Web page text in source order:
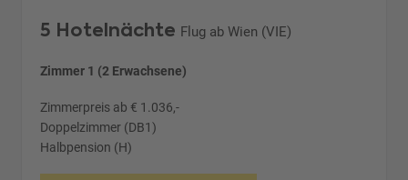
5 Hotelnächte Flug ab Wien (VIE)
Zimmer 1 (2 Erwachsene)
Zimmerpreis ab € 1.036,-
Doppelzimmer (DB1)
Halbpension (H)